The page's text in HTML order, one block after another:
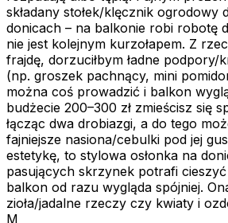
składany stołek/klęcznik ogrodowy
donicach – na balkonie robi robotę
nie jest kolejnym kurzołapem. Z
frajdę, dorzuciłbym ładne podpory/
(np. groszek pachnący, mini
można coś prowadzić i balkon
budżecie 200–300 zł zmieścisz się
łącząc dwa drobiazgi, a do tego
fajniejsze nasiona/cebulki pod jej
estetykę, to stylowa osłonka na
pasujących skrzynek potrafi
balkon od razu wygląda spójniej.
zioła/jadalne rzeczy czy kwiaty i
M